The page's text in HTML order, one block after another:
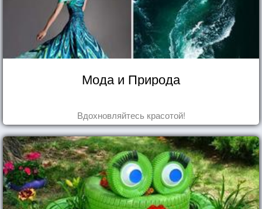
Мода и Природа
Вдохновляйтесь красотой!